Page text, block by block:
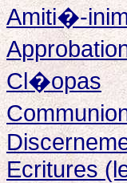
Amiti�-
Cl�opas
Ecritures